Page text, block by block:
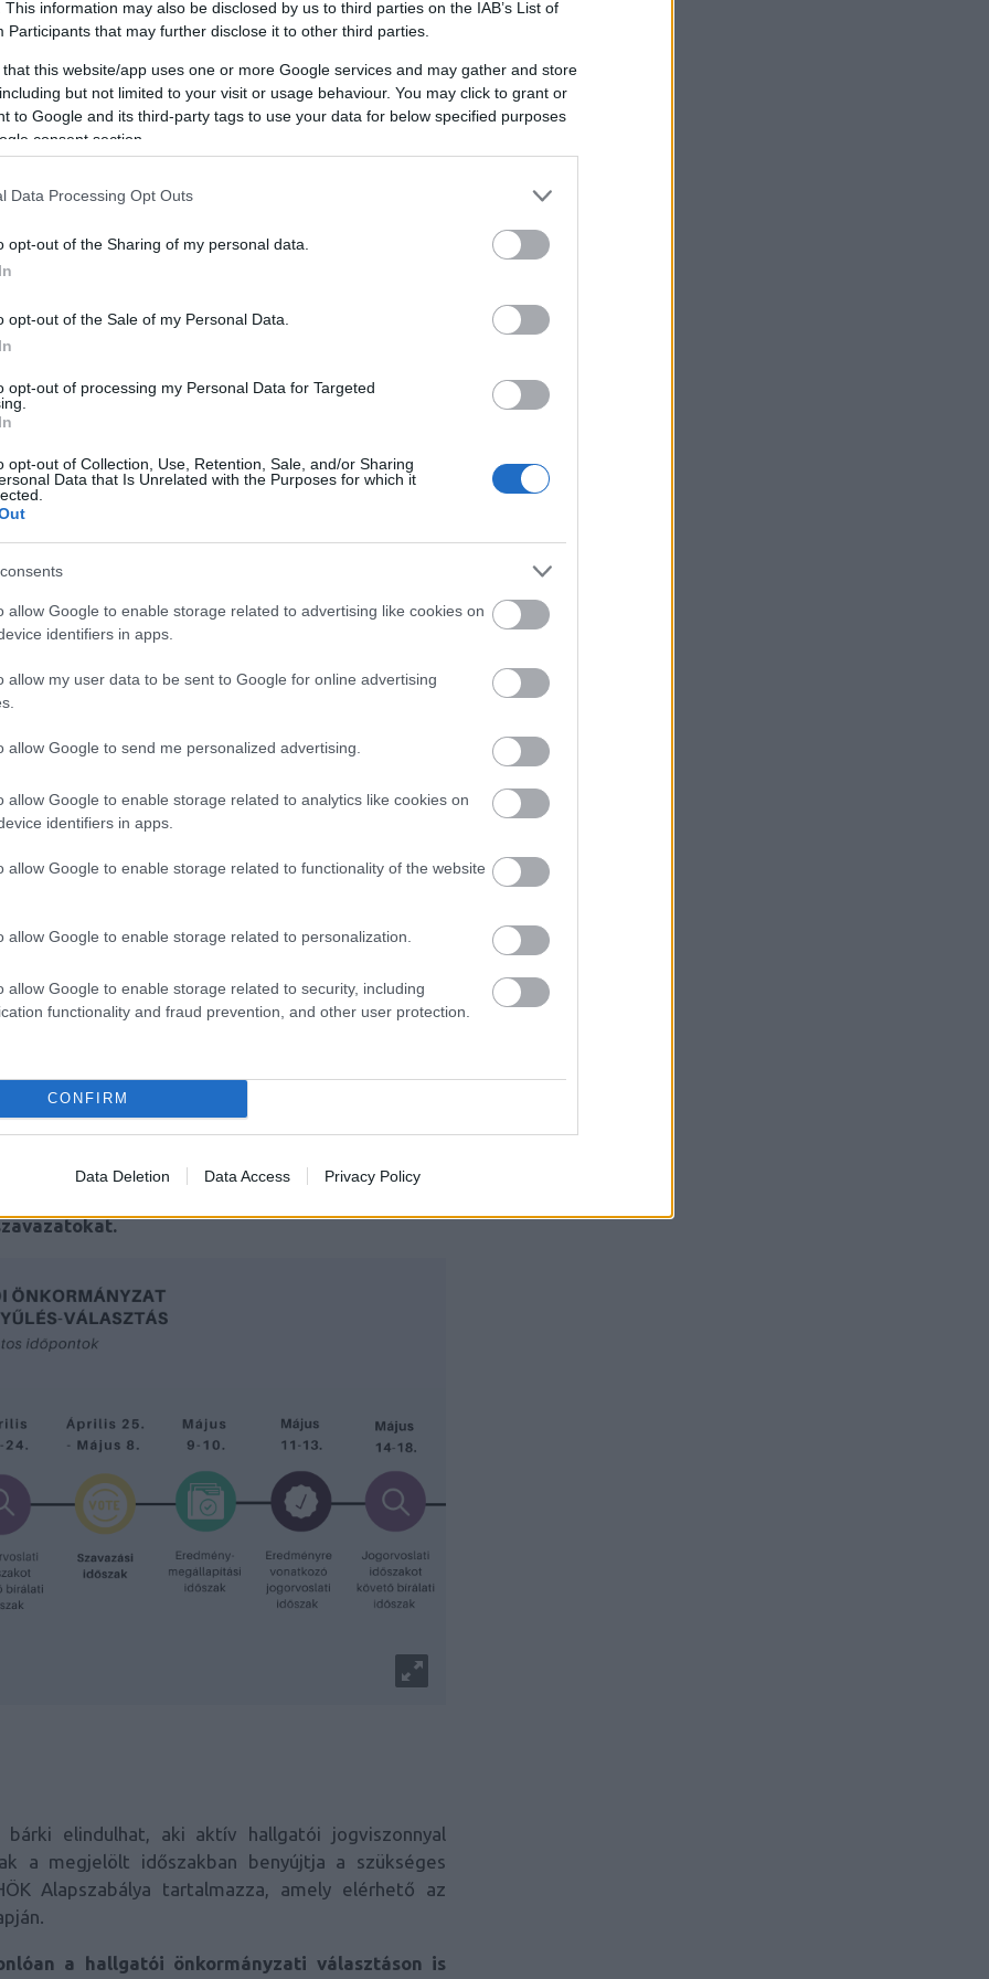
This information may also be disclosed by us to third parties on the IAB’s List of
Participants that may further disclose it to other third parties.
that this website/app uses one or more Google services and may gather and store
but not limited to your visit or usage behaviour. You may click to grant or
to Google and its third-party tags to use your data for below specified purposes
consent section.
Data Processing Opt Outs
opt-out of the Sharing of my personal data.
opt-out of the Sale of my Personal Data.
opt-out of processing my Personal Data for Targeted
opt-out of Collection, Use, Retention, Sale, and/or Sharing
Data that Is Unrelated with the Purposes for which it
allow Google to enable storage related to advertising like cookies on
identifiers in apps.
allow my user data to be sent to Google for online advertising
allow Google to send me personalized advertising.
allow Google to enable storage related to analytics like cookies on
identifiers in apps.
allow Google to enable storage related to functionality of the website
allow Google to enable storage related to personalization.
allow Google to enable storage related to security, including
functionality and fraud prevention, and other user protection.
CONFIRM
Data Deletion Data Access Privacy Policy
érdekek képviseletére - a felsőoktatási
működik’’
60. bekezdése. Így a hallgatói önkormányzatok
működés egyéb feltételekhez is kötött.
hogy ahallgatói önkormányzat küldöttgyűlési
tanuló hallgatók legalább 25 százaléka részt
testülete’’ -fogalmaz a Corvinus HÖK
kiterjed a HÖK Elnök és alelnökök, valamint a
éves költségvetés elfogadására, illetve dönt az
A Küldöttgyűlést alkotó maximum 45 fő
a Corvinuson idénáprilisban lesz, ahol listás és
nyílik majd. A választást
írja ki,
kizárólag ebben a periódusban lehet
jelöltként pályázatot benyújtani.
és április 14-én éjfélkor ér véget.
Felügyelő Bizottság ellenőrzi a beérkezett
vonatkozó jogorvoslati időszak, amikor a
lehet fellebbezéseket benyújtani szintén a
én veszi kezdetét, ekkortól lehet az Egyetem
elindulhat, aki aktív hallgatói jogviszonnyal
a megjelölt időszakban benyújtja a szükséges
Alapszabálya tartalmazza, amely elérhető az
.
a hallgatói önkormányzati választáson is